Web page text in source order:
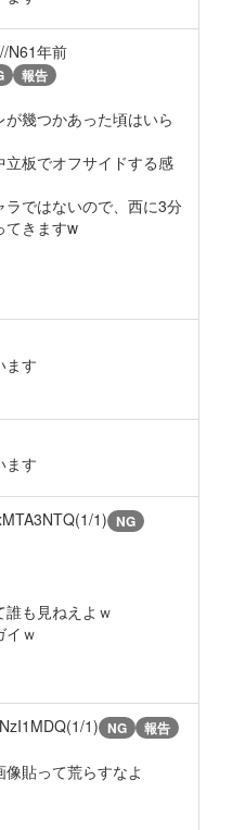
N61年前
報告
幾つかあった頃はいら
板でオフサイドする感
ラではないので、西に3分
てきますw
ます
ます
1) NG
も見ねえよｗ
イｗ
1) NG 報告
貼って荒らすなよ